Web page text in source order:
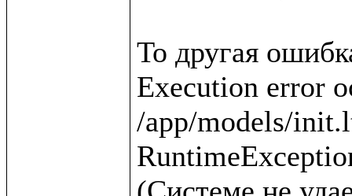
То другая
Execution error
/app/models/